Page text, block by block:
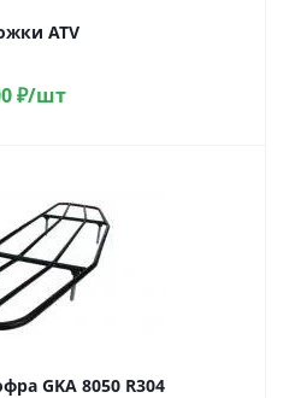
ATV
₽/шт
Решетка для кофра GKA 8050 R304